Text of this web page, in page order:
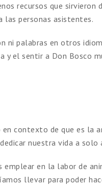
recursos que sirvieron
las personas asistentes.
ni palabras en otros
el sentir a Don Bosco
contexto de que es la
nuestra vida a solo
emplear en la labor de
llevar para poder